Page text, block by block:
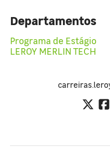
Departamentos
Programa de Estágio
LEROY MERLIN TECH